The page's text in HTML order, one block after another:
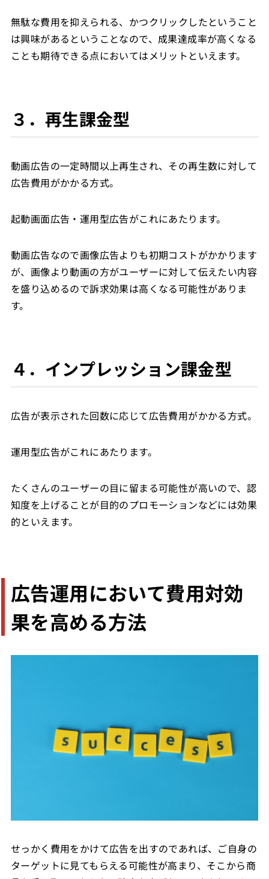
無駄な費用を抑えられる、かつクリックしたということ
は興味があるということなので、成果達成率が高くなる
ことも期待できる点においてはメリットといえます。
３．再生課金型
動画広告の一定時間以上再生され、その再生数に対して
広告費用がかかる方式。
起動画面広告・運用型広告がこれにあたります。
動画広告なので画像広告よりも初期コストがかかります
が、画像より動画の方がユーザーに対して伝えたい内容
を盛り込めるので訴求効果は高くなる可能性がありま
す。
４．インプレッション課金型
広告が表示された回数に応じて広告費用がかかる方式。
運用型広告がこれにあたります。
たくさんのユーザーの目に留まる可能性が高いので、認
知度を上げることが目的のプロモーションなどには効果
的といえます。
広告運用において費用対効
果を高める方法
せっかく費用をかけて広告を出すのであれば、ご自身の
ターゲットに見てもらえる可能性が高まり、そこから商